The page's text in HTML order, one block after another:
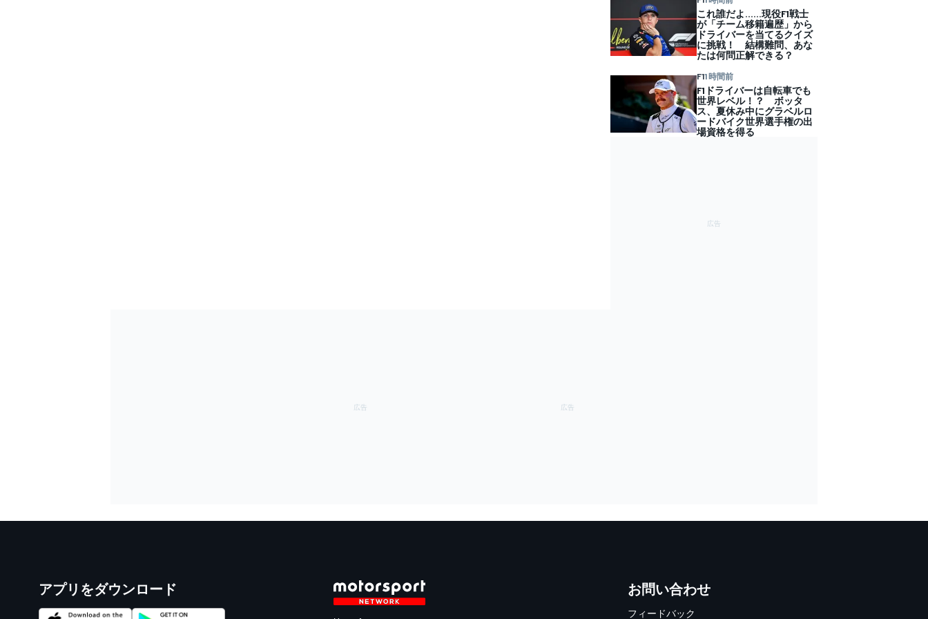
これ誰だよ……現役F1戦士
が「チーム移籍遍歴」から
ドライバーを当てるクイズ
に挑戦！ 結構難問、あな
たは何問正解できる？
F11 時間前
F1ドライバーは自転車でも
世界レベル！？ ボッタ
ス、夏休み中にグラベルロ
ードバイク世界選手権の出
場資格を得る
アプリをダウンロード お問い合わせ
フィードバック